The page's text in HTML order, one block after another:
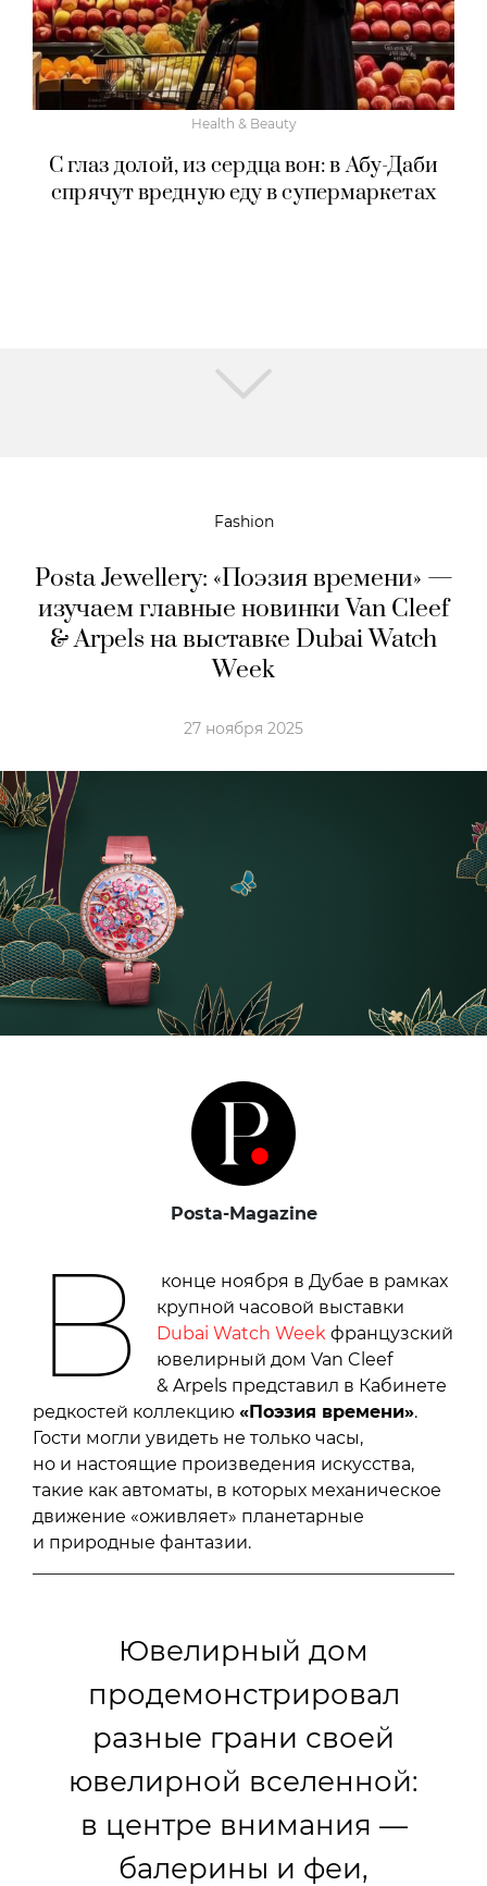
Health & Beauty
С глаз долой, из сердца вон: в Абу-Даби
спрячут вредную еду в супермаркетах
Fashion
Posta Jewellery: «Поэзия времени» —
изучаем главные новинки Van Cleef
& Arpels на выставке Dubai Watch
Week
27 ноября 2025
Posta-Magazine
В
конце ноября в Дубае в рамках
крупной часовой выставки
Dubai Watch Week французский
ювелирный дом Van Cleef
& Arpels представил в Кабинете
редкостей коллекцию «Поэзия времени».
Гости могли увидеть не только часы,
но и настоящие произведения искусства,
такие как автоматы, в которых механическое
движение «оживляет» планетарные
и природные фантазии.
Ювелирный дом
продемонстрировал
разные грани своей
ювелирной вселенной:
в центре внимания —
балерины и феи,